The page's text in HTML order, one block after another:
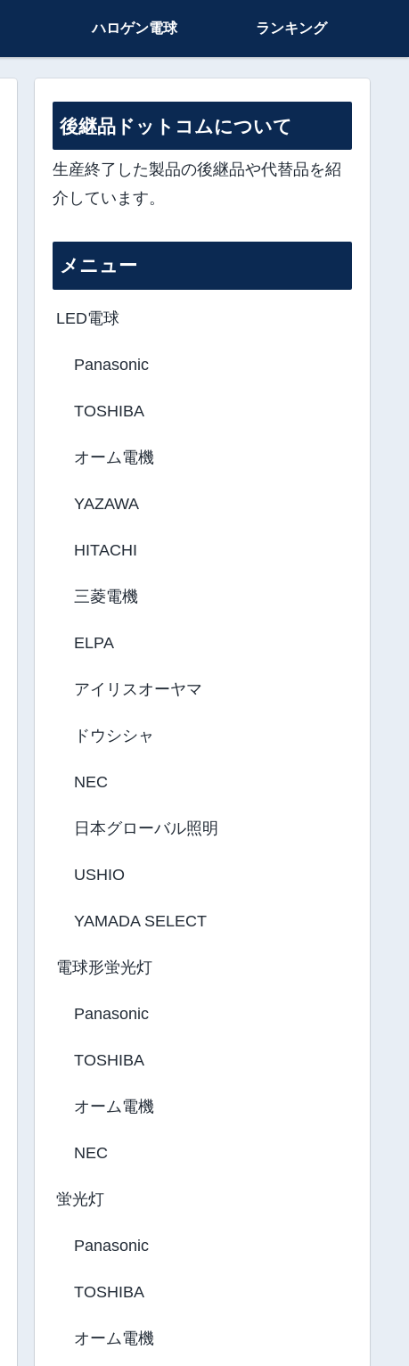
ハロゲン電球 ランキング
後継品ドットコムについて
生産終了した製品の後継品や代替品を紹
介しています。
メニュー
LED電球
Panasonic
TOSHIBA
オーム電機
YAZAWA
HITACHI
三菱電機
ELPA
アイリスオーヤマ
ドウシシャ
NEC
日本グローバル照明
USHIO
YAMADA SELECT
電球形蛍光灯
Panasonic
TOSHIBA
オーム電機
NEC
蛍光灯
Panasonic
TOSHIBA
オーム電機